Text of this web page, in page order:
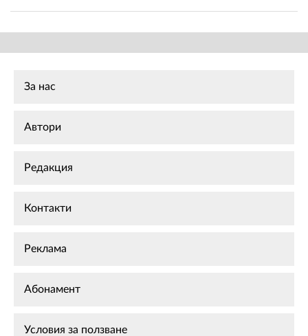
За нас
Автори
Редакция
Контакти
Реклама
Абонамент
Условия за ползване